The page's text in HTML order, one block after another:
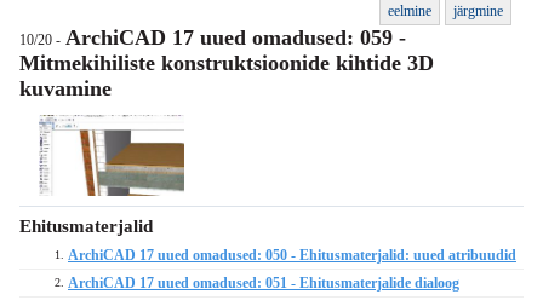
eelmine
järgmine
10/20 - ArchiCAD 17 uued omadused: 059 -
Mitmekihiliste konstruktsioonide kihtide 3D
kuvamine
Ehitusmaterjalid
1. ArchiCAD 17 uued omadused: 050 - Ehitusmaterjalid: uued atribuudid
2. ArchiCAD 17 uued omadused: 051 - Ehitusmaterjalide dialoog